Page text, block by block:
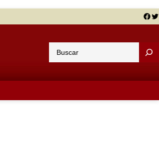
Facebook Twitter
u
a